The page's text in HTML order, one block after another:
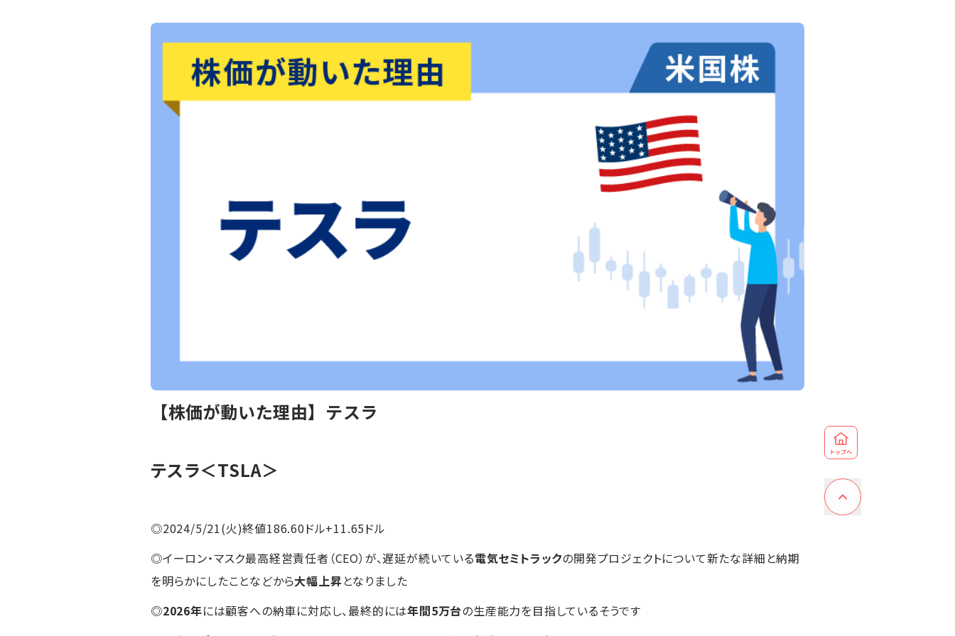
【株価が動いた理由】テスラ
テスラ＜TSLA＞
◎2024/5/21(火)終値186.60ドル+11.65ドル
◎イーロン・マスク最高経営責任者（CEO）が、遅延が続いている電気セミトラックの開発プロジェクトについて新たな詳細と納期
を明らかにしたことなどから大幅上昇となりました
◎2026年には顧客への納車に対応し、最終的には年間5万台の生産能力を目指しているそうです